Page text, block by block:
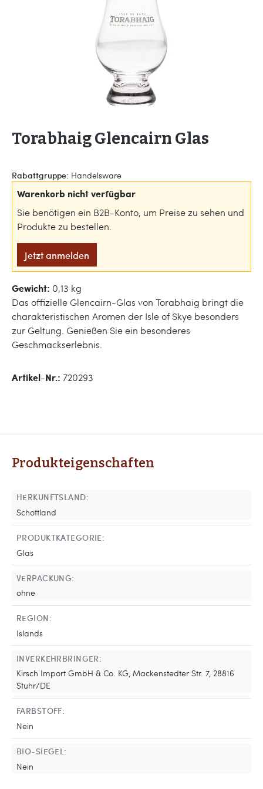
Torabhaig Glencairn Glas
Rabattgruppe: Handelsware
Warenkorb nicht verfügbar
Sie benötigen ein B2B-Konto, um Preise zu sehen und
Produkte zu bestellen.
Jetzt anmelden
Gewicht: 0,13 kg
Das offizielle Glencairn-Glas von Torabhaig bringt die
charakteristischen Aromen der Isle of Skye besonders
zur Geltung. Genießen Sie ein besonderes
Geschmackserlebnis.
Artikel-Nr.: 720293
Produkteigenschaften
HERKUNFTSLAND:
Schottland
PRODUKTKATEGORIE:
Glas
VERPACKUNG:
ohne
REGION:
Islands
INVERKEHRBRINGER:
Kirsch Import GmbH & Co. KG, Mackenstedter Str. 7, 28816
Stuhr/DE
FARBSTOFF:
Nein
BIO-SIEGEL:
Nein